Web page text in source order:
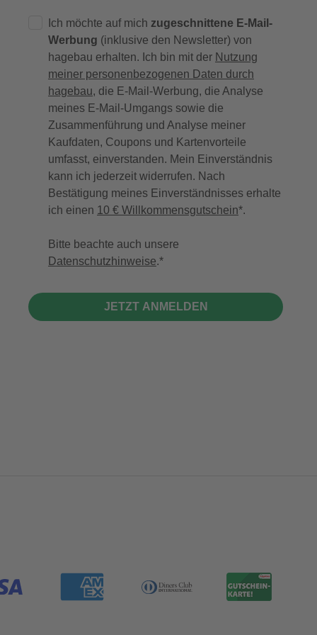
Ich möchte auf mich zugeschnittene E-Mail-
Werbung (inklusive den Newsletter) von
hagebau erhalten. Ich bin mit der Nutzung
meiner personenbezogenen Daten durch
hagebau, die E-Mail-Werbung, die Analyse
meines E-Mail-Umgangs sowie die
Zusammenführung und Analyse meiner
Kaufdaten, Coupons und Kartenvorteile
umfasst, einverstanden. Mein Einverständnis
kann ich jederzeit widerrufen. Nach
Bestätigung meines Einverständnisses erhalte
ich einen 10 € Willkommensgutschein*.
Bitte beachte auch unsere
Datenschutzhinweise.
JETZT ANMELDEN